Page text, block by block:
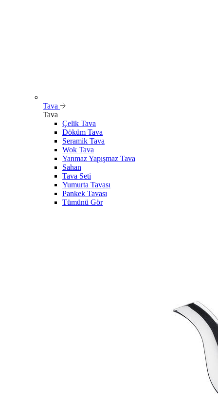
Tava
Tava
Çelik Tava
Döküm Tava
Seramik Tava
Wok Tava
Yanmaz Yapışmaz Tava
Sahan
Tava Seti
Yumurta Tavası
Pankek Tavası
Tümünü Gör